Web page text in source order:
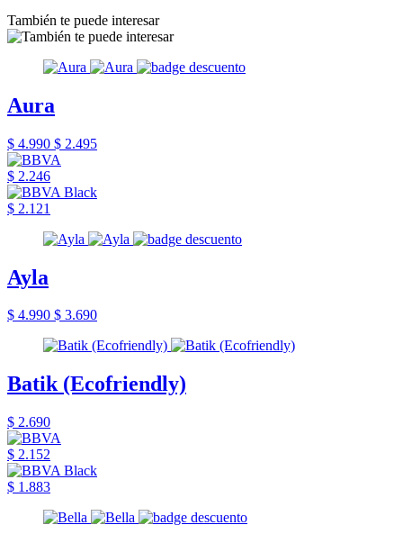
También te puede interesar
Aura
$ 4.990 $ 2.495
$ 2.246
$ 2.121
Ayla
$ 4.990 $ 3.690
Batik (Ecofriendly)
$ 2.690
$ 2.152
$ 1.883